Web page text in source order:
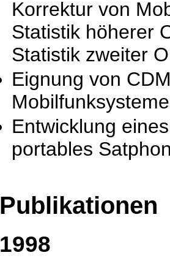
Korrektur von
Statistik höherer
Statistik zweiter
Eignung von
Mobilfunksysteme
Entwicklung
portables
Publikationen
1998